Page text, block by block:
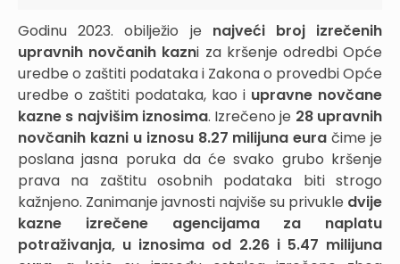
Godinu 2023. obilježio je najveći broj izrečenih
upravnih novčanih kazni za kršenje odredbi Opće
uredbe o zaštiti podataka i Zakona o provedbi Opće
uredbe o zaštiti podataka, kao i upravne novčane
kazne s najvišim iznosima. Izrečeno je 28 upravnih
novčanih kazni u iznosu 8.27 milijuna eura čime je
poslana jasna poruka da će svako grubo kršenje
prava na zaštitu osobnih podataka biti strogo
kažnjeno. Zanimanje javnosti najviše su privukle dvije
kazne izrečene agencijama za naplatu
potraživanja, u iznosima od 2.26 i 5.47 milijuna